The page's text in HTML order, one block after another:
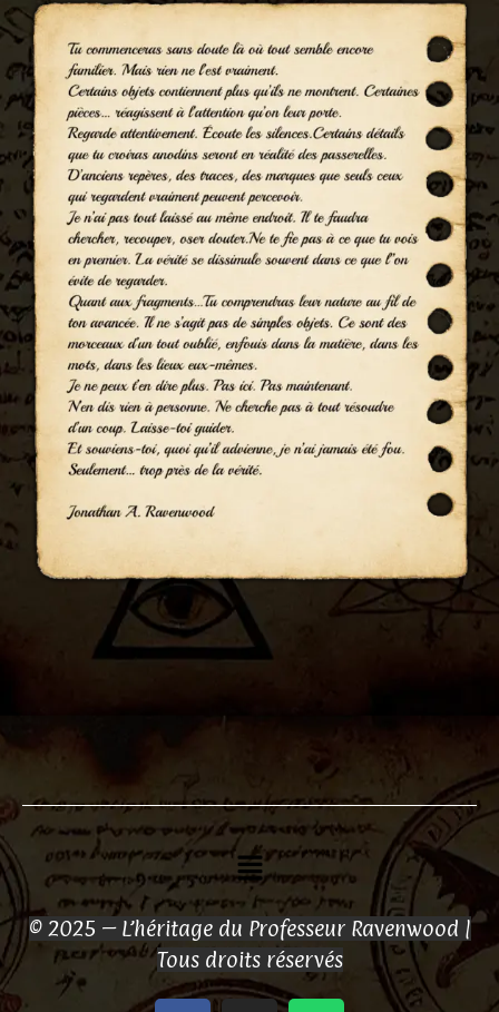
Menu
© 2025 – L’héritage du Professeur Ravenwood |
Tous droits réservés